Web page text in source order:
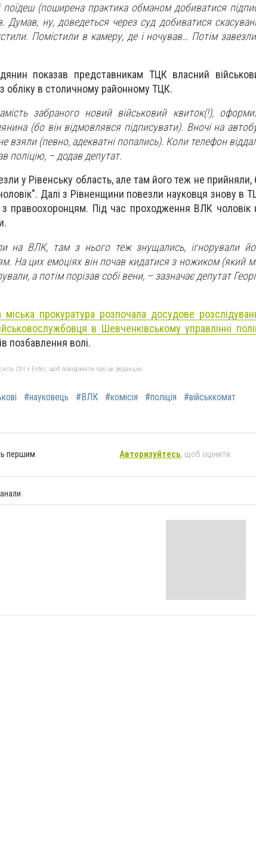
(поширена практика обманом добиватися
Думав, ну, доведеться через суд добиватися
Помістили в камеру, де і ночував… Потім
показав представникам ТЦК власний
обліку в столичному районному ТЦК.
забраного новий військовий квиток(!),
(бо він відмовлявся підписувати). Вночі на
взяли (певно, адекватні попались). Коли телефон
поліцію, – додав депутат.
у Рівенську область, але там його теж не прийняли,
Далі з Рівненщини повезли науковця знову в
з правоохоронцям. Під час проходження ВЛК чоловік
на ВЛК, там з нього теж знущались, ігнорували
На цих емоціях він почав кидатися з ножиком (який
а потім порізав собі вени, – зазначає депутат
міська прокуратура розпочала досудове
в Шевченківському управлінні
позбавлення волі.
Ctrl + Enter, щоб повідомити про це редакцію
#науковець #ВЛК #комісія #поліція
#військкомат
першим Авторизуйтесь, щоб оцінити